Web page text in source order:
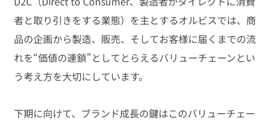
者と取り引きをする業態）を主とするオルビスでは、商
品の企画から製造、販売、そしてお客様に届くまでの流
れを“価値の連鎖”としてとらえるバリューチェーンとい
う考え方を大切にしています。
下期に向けて、ブランド成長の鍵はこのバリューチェー